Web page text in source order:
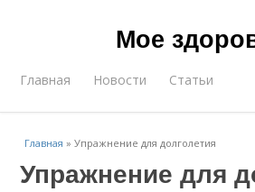
Мое
Главная Новости Статьи
Главная »Упражнение для долголетия
Упражнение для